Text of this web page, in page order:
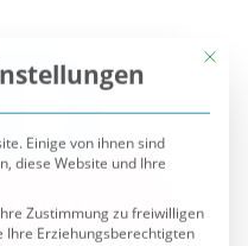
diese Website und Ihre
Zustimmung zu freiwilligen
Ihre Erziehungsberechtigten